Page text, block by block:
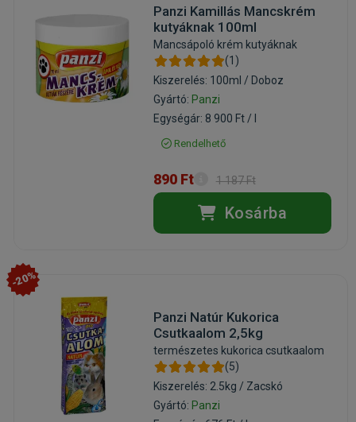
Panzi Kamillás Mancskrém
kutyáknak 100ml
Mancsápoló krém kutyáknak
(1)
Kiszerelés: 100ml / Doboz
Gyártó: Panzi
Egységár: 8 900 Ft / l
Rendelhető
890 Ft 1 187 Ft
Kosárba
-20%
Panzi Natúr Kukorica
Csutkaalom 2,5kg
természetes kukorica csutkaalom
(5)
Kiszerelés: 2.5kg / Zacskó
Gyártó: Panzi